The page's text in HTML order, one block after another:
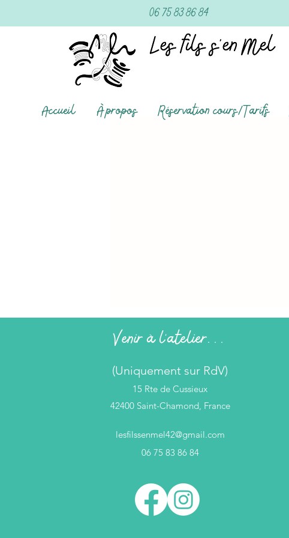
06 75 83 86 84
Accueil À propos Réservation cours/Tarifs
Venir à l'atelier...
(Uniquement sur RdV)
15 Rte de Cussieux
42400 Saint-Chamond, France
lesfilssenmel42@gmail.com
06 75 83 86 84